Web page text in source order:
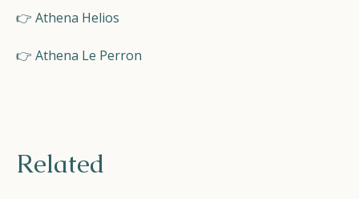
👉 Athena Helios
👉 Athena Le Perron
Related